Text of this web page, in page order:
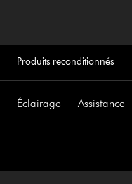
Produits reconditionnés
Éclairage Assistance